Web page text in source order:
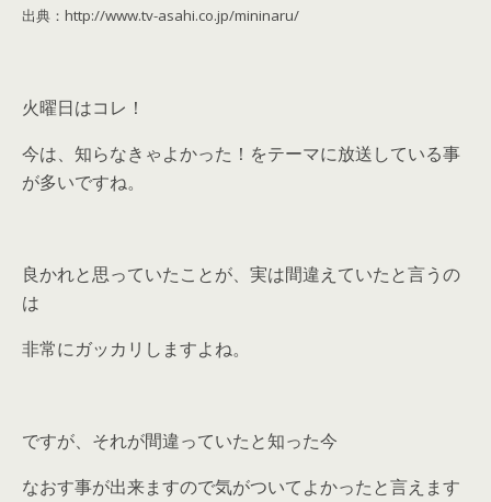
出典：http://www.tv-asahi.co.jp/mininaru/
火曜日はコレ！
今は、知らなきゃよかった！をテーマに放送している事
が多いですね。
良かれと思っていたことが、実は間違えていたと言うの
は
非常にガッカリしますよね。
ですが、それが間違っていたと知った今
なおす事が出来ますので気がついてよかったと言えます